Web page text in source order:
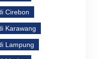
Cirebon
Karawang
Lampung